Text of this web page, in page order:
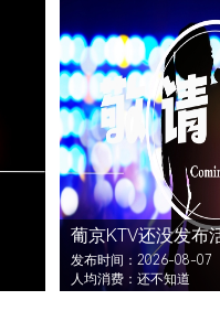
葡京KTV还没发布
发布时间：2026-08-07
人均消费：还不知道